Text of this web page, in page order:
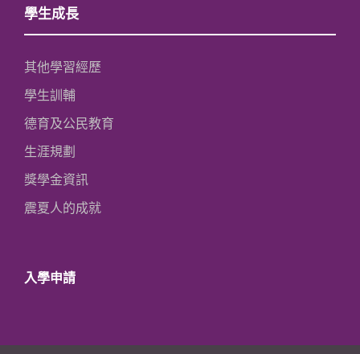
學生成長
其他學習經歷
學生訓輔
德育及公民教育
生涯規劃
獎學金資訊
震夏人的成就
入學申請